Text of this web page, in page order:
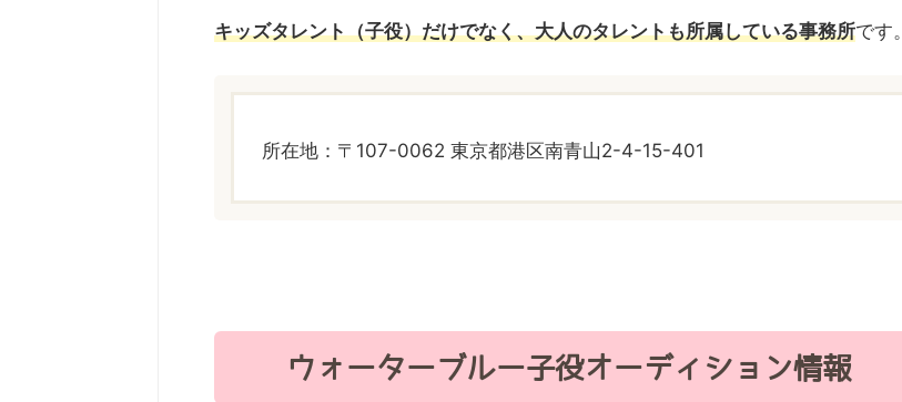
キッズタレント（子役）だけでなく、大人のタレントも所属している事務所です。
所在地：〒107-0062 東京都港区南青山2-4-15-401
ウォーターブルー子役オーディション情報